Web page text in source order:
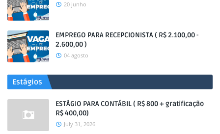
20 junho
EMPREGO PARA RECEPCIONISTA ( R$ 2.100,00 -
2.600,00 )
04 agosto
Estágios
ESTÁGIO PARA CONTÁBIL ( R$ 800 + gratificação
R$ 400,00)
July 31, 2026